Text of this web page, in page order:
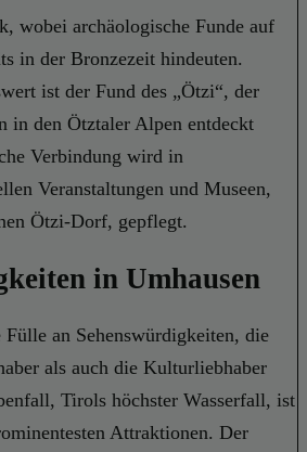
wobei archäologische Funde auf
in der Bronzezeit hindeuten.
ist der Fund des „Ötzi“, der
in den Ötztaler Alpen entdeckt
Verbindung wird in
Veranstaltungen und Museen,
Ötzi-Dorf, gepflegt.
in Umhausen
Fülle an Sehenswürdigkeiten, die
als auch die Kulturliebhaber
Tirols höchster Wasserfall, ist
Attraktionen. Der